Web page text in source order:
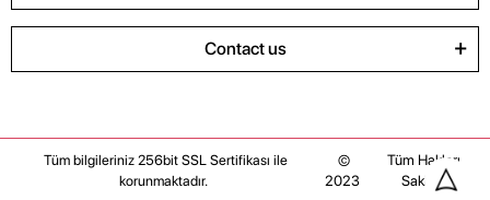
Contact us
Tüm bilgileriniz 256bit SSL Sertifikası ile
korunmaktadır.
©
2023
Tüm Hakları
Saklıdır